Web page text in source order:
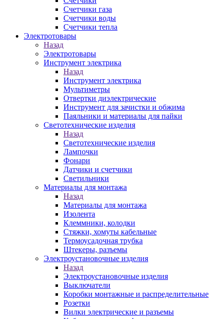
Счетчики газа
Счетчики воды
Счетчики тепла
Электротовары
Назад
Электротовары
Инструмент электрика
Назад
Инструмент электрика
Мультиметры
Отвертки диэлектрические
Инструмент для зачистки и обжима
Паяльники и материалы для пайки
Светотехнические изделия
Назад
Светотехнические изделия
Лампочки
Фонари
Датчики и счетчики
Светильники
Материалы для монтажа
Назад
Материалы для монтажа
Изолента
Клеммники, колодки
Стяжки, хомуты кабельные
Термоусадочная трубка
Штекеры, разъемы
Электроустановочные изделия
Назад
Электроустановочные изделия
Выключатели
Коробки монтажные и распределительные
Розетки
Вилки электрические и разъемы